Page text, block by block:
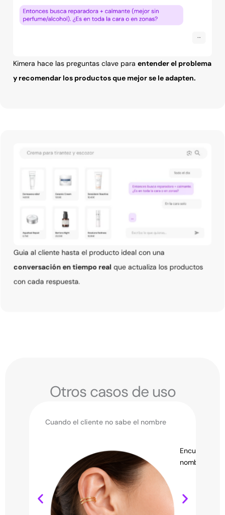
Kimera hace las preguntas clave para entender el problema
y recomendar los productos que mejor se le adapten.
Guia al cliente hasta el producto ideal con una
conversación en tiempo real que actualiza los productos
con cada respuesta.
Otros casos de uso
Encuentra el producto perfecto a través
de recomendaciones personales.
Ver caso de uso →
Cuando el cliente no sabe el nombre
Encuentra
nombre a